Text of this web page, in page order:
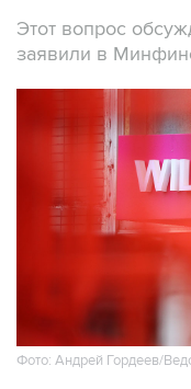
Этот вопрос
заявили в
Фото: Андрей Гордеев/